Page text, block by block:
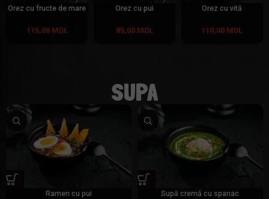
Orez cu fructe de mare
115,00 MDL
Orez cu pui
85,00 MDL
Orez cu vită
110,00 MDL
SUPA
Ramen cu pui Supă cremă cu spanac